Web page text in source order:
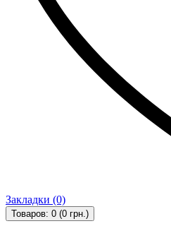
Закладки (0)
Товаров: 0 (0 грн.)